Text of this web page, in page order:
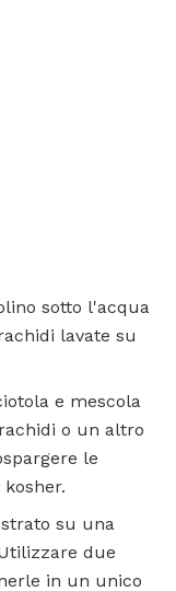
sotto l'acqua
lavate su
e mescola
o un altro
le
su una
due
in un unico